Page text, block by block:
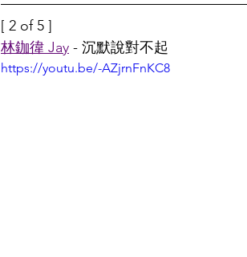
[ 2 of 5 ]
林鉫徫 Jay - 沉默說對不起
https://youtu.be/-AZjrnFnKC8